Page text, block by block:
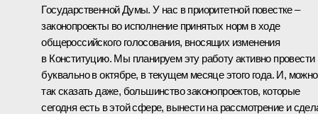
Государственной Думы. У нас в приоритетной повестке –
законопроекты во исполнение принятых норм в ходе
общероссийского голосования, вносящих изменения
в Конституцию. Мы планируем эту работу активно провести
буквально в октябре, в текущем месяце этого года. И, можно
так сказать даже, большинство законопроектов, которые
сегодня есть в этой сфере, вынести на рассмотрение и